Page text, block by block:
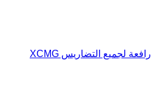
رافعة لجميع التضاريس XCMG